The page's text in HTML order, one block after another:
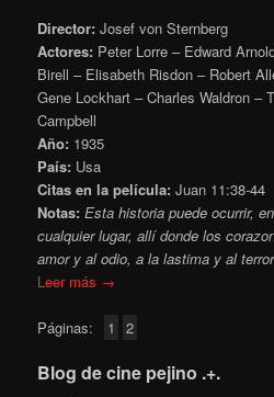
Director: Josef von Sternberg
Actores: Peter Lorre – Edward
Birell – Elisabeth Risdon – Robert
Gene Lockhart – Charles Waldron –
Campbell
Año: 1935
País: Usa
Citas en la película: Juan 11:38-44
Notas:Esta historia puede ocurrir,
cualquier lugar, allí donde los
amor y al odio, a la lastima y al
Leer más →
Páginas: 1 2
Blog de cine pejino .+.